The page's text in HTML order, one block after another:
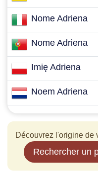
Nome Adriena
Nome Adriena
Imię Adriena
Noem Adriena
Découvrez l'origine de
Rechercher un